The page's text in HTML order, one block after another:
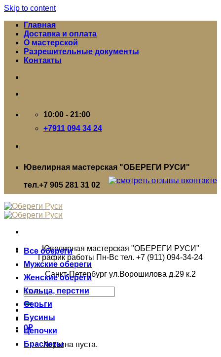
Skip to content
Главная
Доставка и оплата
О мастерской
Разрешительные документы
Контакты
10:00 - 21:00
+7911 094 34 24
Ювелирная мастерская "ОБЕРЕГИ РУСИ"
тел.+7 905 281 31 02
Ювелирная мастерская "ОБЕРЕГИ РУСИ"
График работы Пн-Вс тел. +7 (911) 094-34-24
Санкт-Петербург ул.Ворошилова д.29 к.2
0₽
Корзина пуста.
Все обереги
Мужские обереги
Женские обереги
Кольца, перстни
Серьги
Бусины
Цепочки
Браслеты